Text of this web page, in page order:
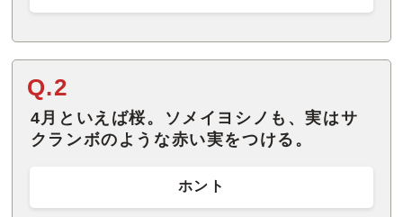
Q.2
4月といえば桜。ソメイヨシノも、実はサ
クランボのような赤い実をつける。
ホント